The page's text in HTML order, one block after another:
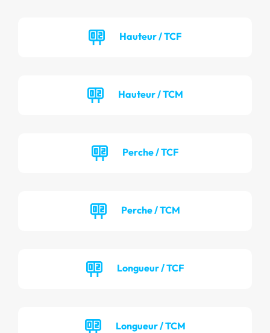
Hauteur / TCF
Hauteur / TCM
Perche / TCF
Perche / TCM
Longueur / TCF
Longueur / TCM